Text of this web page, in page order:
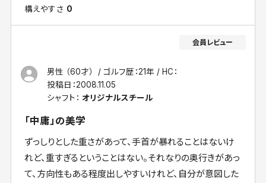
構えやすさ 0
男性 （60才） ゴルフ歴：21年
HC：
投稿日：2008.11.05
シャフト： オリジナルスチール
「中庸」の美学
ずっしりとした重さがあって、手首が暴れることはないけ
れど、重すぎるということはない。それなりの奥行きがあっ
て、方向性もある程度出しやすいけれど、自分が意図した